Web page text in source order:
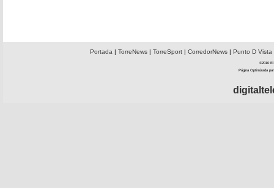
Portada | TorreNews| TorreSport| CorredorNews| Punto D Vista
©2010 El
Página Optimizada